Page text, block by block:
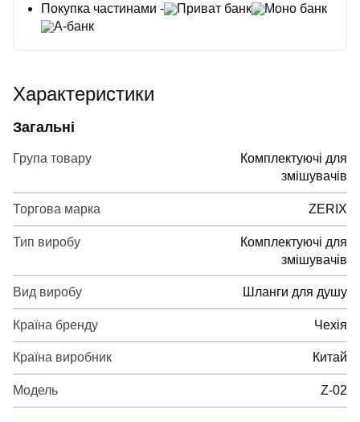
Покупка частинами -
Приват банк
Моно банк
А-банк
Характеристики
Загальні
Група товару
Комплектуючі для
змішувачів
Торгова марка ZERIX
Тип виробу
Комплектуючі для
змішувачів
Вид виробу Шланги для душу
Країна бренду Чехія
Країна виробник Китай
Модель Z-02